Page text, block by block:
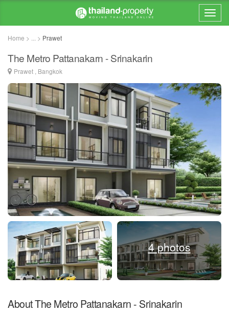
Home > ... > Prawet
The Metro Pattanakarn - Srinakarin
Prawet , Bangkok
4 photos
About The Metro Pattanakarn - Srinakarin